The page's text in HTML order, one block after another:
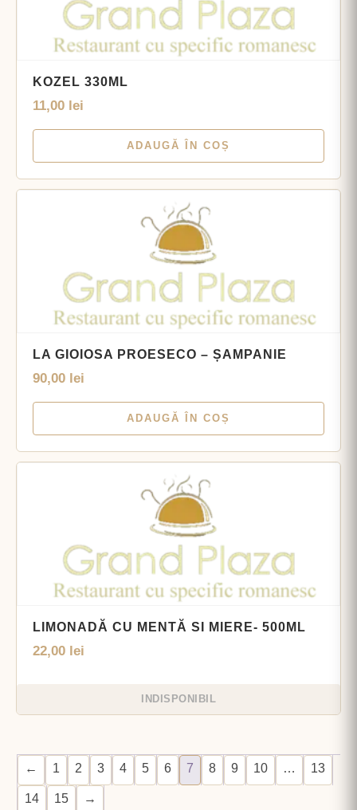
KOZEL 330ML
11,00 lei
ADAUGĂ ÎN COȘ
LA GIOIOSA PROESECO – ȘAMPANIE
90,00 lei
ADAUGĂ ÎN COȘ
LIMONADĂ CU MENTĂ SI MIERE- 500ML
22,00 lei
INDISPONIBIL
← 1 2 3 4 5 6 7 8 9 10 … 13
14 15 →